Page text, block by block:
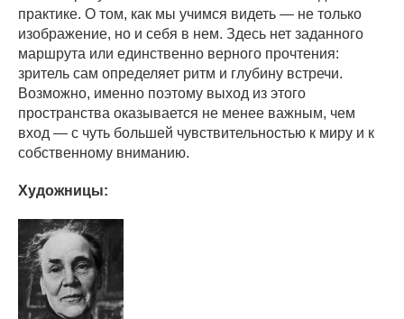
практике. О том, как мы учимся видеть — не только
изображение, но и себя в нем. Здесь нет заданного
маршрута или единственно верного прочтения:
зритель сам определяет ритм и глубину встречи.
Возможно, именно поэтому выход из этого
пространства оказывается не менее важным, чем
вход — с чуть большей чувствительностью к миру и к
собственному вниманию.
Художницы: